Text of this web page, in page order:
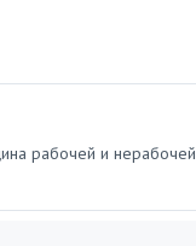
рабочей и нерабочей